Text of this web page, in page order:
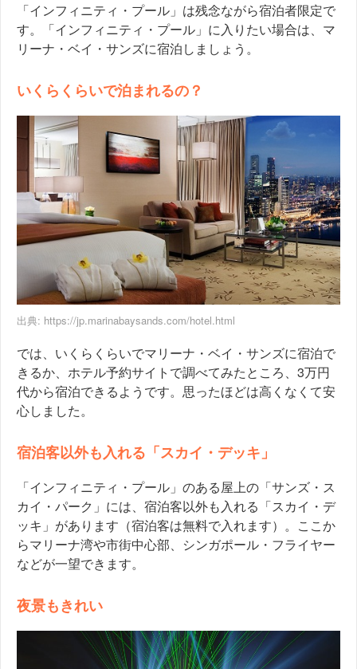
「インフィニティ・プール」は残念ながら宿泊者限定で
す。「インフィニティ・プール」に入りたい場合は、マ
リーナ・ベイ・サンズに宿泊しましょう。
いくらくらいで泊まれるの？
出典: https://jp.marinabaysands.com/hotel.html
では、いくらくらいでマリーナ・ベイ・サンズに宿泊で
きるか、ホテル予約サイトで調べてみたところ、3万円
代から宿泊できるようです。思ったほどは高くなくて安
心しました。
宿泊客以外も入れる「スカイ・デッキ」
「インフィニティ・プール」のある屋上の「サンズ・ス
カイ・パーク」には、宿泊客以外も入れる「スカイ・デ
ッキ」があります（宿泊客は無料で入れます）。ここか
らマリーナ湾や市街中心部、シンガポール・フライヤー
などが一望できます。
夜景もきれい